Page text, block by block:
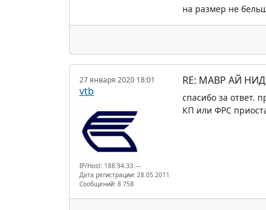
на размер не
27 января 2020 18:01
vtb
IP/Host: 188.94.33.---
Дата регистрации: 28.05.2011
Сообщений: 8 758
RE: МАВР АЙ
спасибо за ответ.
КП или ФРС